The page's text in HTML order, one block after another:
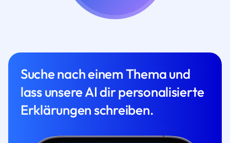
Suche nach einem Thema und
lass unsere AI dir personalisierte
Erklärungen schreiben.